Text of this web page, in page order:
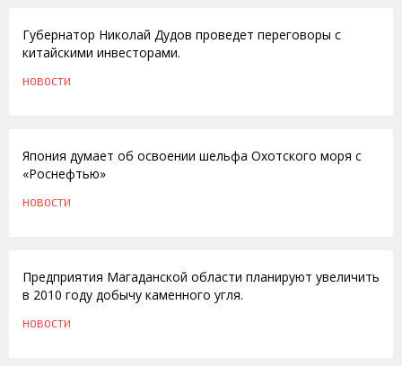
Губернатор Николай Дудов проведет переговоры с
китайскими инвесторами.
НОВОСТИ
Япoния думает об освоении шельфа Охотского моря с
«Роснефтью»
НОВОСТИ
Предприятия Магаданской области планируют увеличить
в 2010 году добычу каменного угля.
НОВОСТИ